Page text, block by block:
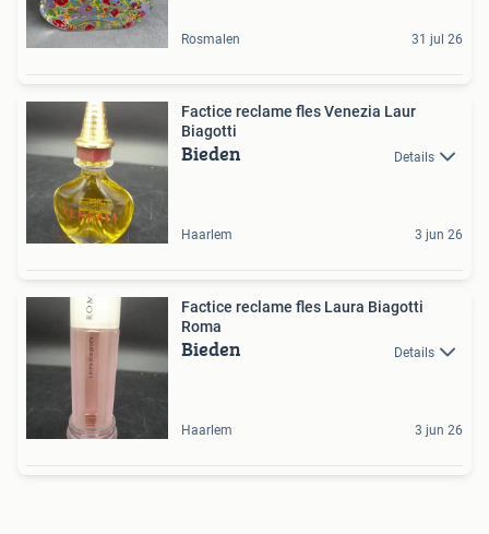
Rosmalen 31 jul 26
Factice reclame fles Venezia Laur
Biagotti
Bieden Details
Haarlem 3 jun 26
Factice reclame fles Laura Biagotti
Roma
Bieden Details
Haarlem 3 jun 26